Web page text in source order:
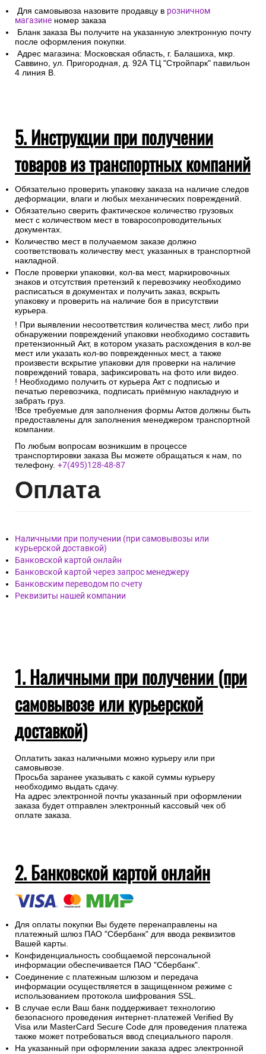
Для самовывоза назовите продавцу в розничном
магазине номер заказа
Бланк заказа Вы получите на указанную электронную почту
после оформления покупки.
Адрес магазина: Московская область, г. Балашиха, мкр.
Саввино, ул. Пригородная, д. 92А ТЦ "Стройпарк" павильон
4 линия В.
5. Инструкции при получении
товаров из транспортных компаний
Обязательно проверить упаковку заказа на наличие следов
деформации, влаги и любых механических повреждений.
Обязательно сверить фактическое количество грузовых
мест с количеством мест в товаросопроводительных
документах.
Количество мест в получаемом заказе должно
соответствовать количеству мест, указанных в транспортной
накладной.
После проверки упаковки, кол-ва мест, маркировочных
знаков и отсутствия претензий к перевозчику необходимо
расписаться в документах и получить заказ, вскрыть
упаковку и проверить на наличие боя в присутствии
курьера.
! При выявлении несоответствия количества мест, либо при
обнаружении повреждений упаковки необходимо составить
претензионный Акт, в котором указать расхождения в кол-ве
мест или указать кол-во поврежденных мест, а также
произвести вскрытие упаковки для проверки на наличие
повреждений товара, зафиксировать на фото или видео.
! Необходимо получить от курьера Акт с подписью и
печатью перевозчика, подписать приёмную накладную и
забрать груз.
!Все требуемые для заполнения формы Актов должны быть
предоставлены для заполнения менеджером транспортной
компании.
По любым вопросам возникшим в процессе
транспортировки заказа Вы можете обращаться к нам, по
телефону. +7(495)128-48-87
Оплата
Наличными при получении (при самовывозы или
курьерской доставкой)
Банковской картой онлайн
Банковской картой через запрос менеджеру
Банковским переводом по счету
Реквизиты нашей компании
1. Наличными при получении (при
самовывозе или курьерской
доставкой)
Оплатить заказ наличными можно курьеру или при
самовывозе.
Просьба заранее указывать с какой суммы курьеру
необходимо выдать сдачу.
На адрес электронной почты указанный при оформлении
заказа будет отправлен электронный кассовый чек об
оплате заказа.
2. Банковской картой онлайн
Для оплаты покупки Вы будете перенаправлены на
платежный шлюз ПАО "Сбербанк" для ввода реквизитов
Вашей карты.
Конфиденциальность сообщаемой персональной
информации обеспечивается ПАО "Сбербанк".
Соединение с платежным шлюзом и передача
информации осуществляется в защищенном режиме с
использованием протокола шифрования SSL.
В случае если Ваш банк поддерживает технологию
безопасного проведения интернет-платежей Verified By
Visa или MasterCard Secure Code для проведения платежа
также может потребоваться ввод специального пароля.
На указанный при оформлении заказа адрес электронной